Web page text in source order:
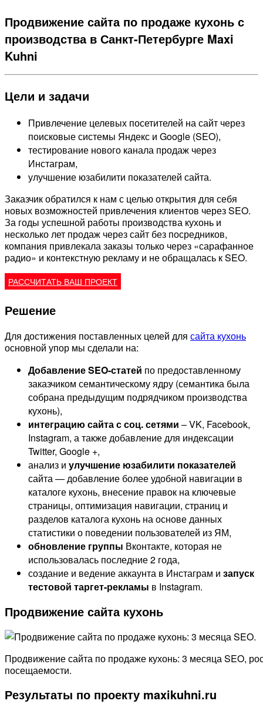
Продвижение сайта по продаже кухонь с
производства в Санкт-Петербурге Maxi
Kuhni
Цели и задачи
Привлечение целевых посетителей на сайт через
поисковые системы Яндекс и Google (SEO),
тестирование нового канала продаж через
Инстаграм,
улучшение юзабилити показателей сайта.
Заказчик обратился к нам с целью открытия для себя
новых возможностей привлечения клиентов через SEO.
За годы успешной работы производства кухонь и
несколько лет продаж через сайт без посредников,
компания привлекала заказы только через «сарафанное
радио» и контекстную рекламу и не обращалась к SEO.
РАССЧИТАТЬ ВАШ ПРОЕКТ
Решение
Для достижения поставленных целей для сайта кухонь
основной упор мы сделали на:
Добавление SEO-статей по предоставленному
заказчиком семантическому ядру (семантика была
собрана предыдущим подрядчиком производства
кухонь),
интеграцию сайта с соц. сетями – VK, Facebook,
Instagram, а также добавление для индексации
Twitter, Google +,
анализ и улучшение юзабилити показателей
сайта — добавление более удобной навигации в
каталоге кухонь, внесение правок на ключевые
страницы, оптимизация навигации, страниц и
разделов каталога кухонь на основе данных
статистики о поведении пользователей из ЯМ,
обновление группы Вконтакте, которая не
использовалась последние 2 года,
создание и ведение аккаунта в Инстаграм и запуск
тестовой таргет-рекламы в Instagram.
Продвижение сайта кухонь
Продвижение сайта по продаже кухонь: 3 месяца SEO,
посещаемости.
Результаты по проекту maxikuhni.ru